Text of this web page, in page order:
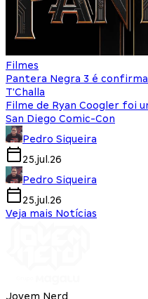
Filmes
Pantera Negra 3 é
T'Challa
Filme de Ryan Coogler foi
San Diego Comic-Con
Pedro Siqueira
25.jul.26
Pedro Siqueira
25.jul.26
Veja mais Notícias
Jovem Nerd